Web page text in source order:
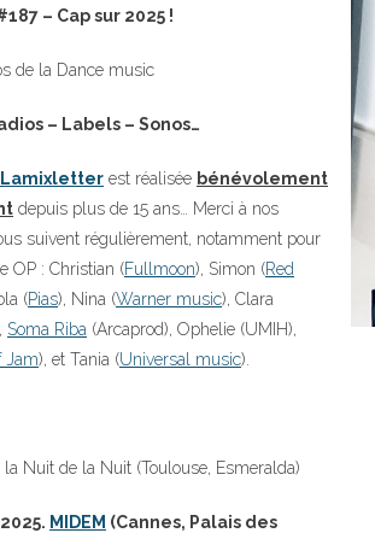
– Cap sur 2025 !
de la Dance music
– Labels – Sonos…
Lamixletter est réalisée bénévolement
depuis plus de 15 ans… Merci à nos
suivent régulièrement, notamment pour
OP : Christian (Fullmoon), Simon (Red
(Pias), Nina (Warner music), Clara
Soma Riba (Arcaprod), Ophelie (UMIH),
Jam), et Tania (Universal music).
la Nuit de la Nuit (Toulouse, Esmeralda)
MIDEM (Cannes, Palais des